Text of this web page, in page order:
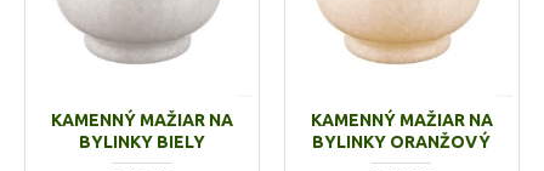
KAMENNÝ MAŽIAR NA
BYLINKY BIELY
KAMENNÝ MAŽIAR NA
BYLINKY ORANŽOVÝ